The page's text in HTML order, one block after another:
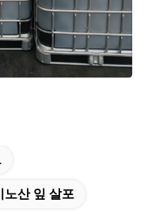
노산 잎 살포